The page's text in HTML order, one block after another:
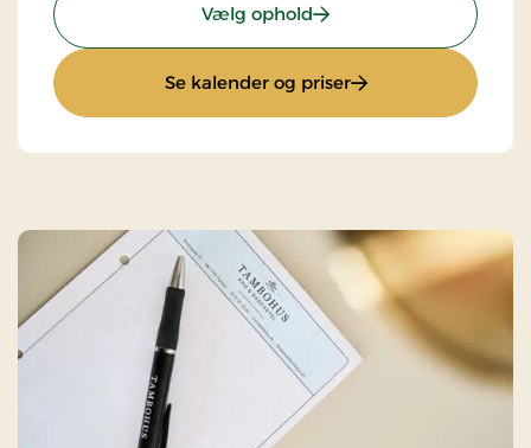
Vælg ophold: Kroophold 6 retters
Se kalender og priser: Kroophold 6